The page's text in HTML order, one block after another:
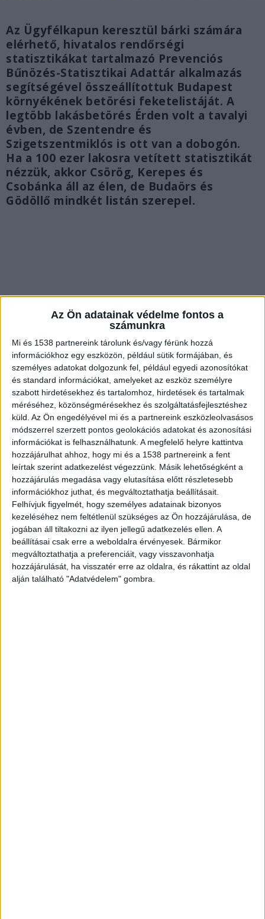
Az Ön adatainak védelme fontos a
számunkra
Mi és 1538 partnereink tárolunk és/vagy férünk hozzá
információkhoz egy eszközön, például sütik formájában, és
személyes adatokat dolgozunk fel, például egyedi azonosítókat
és standard információkat, amelyeket az eszköz személyre
szabott hirdetésekhez és tartalomhoz, hirdetések és tartalmak
méréséhez, közönségmérésekhez és szolgáltatásfejlesztéshez
küld. Az Ön engedélyével mi és a partnereink eszközleolvasásos
módszerrel szerzett pontos geolokációs adatokat és azonosítási
információkat is felhasználhatunk. A megfelelő helyre kattintva
hozzájárulhat ahhoz, hogy mi és a 1538 partnereink a fent
leírtak szerint adatkezelést végezzünk. Másik lehetőségként a
hozzájárulás megadása vagy elutasítása előtt részletesebb
információkhoz juthat, és megváltoztathatja beállításait.
Felhívjuk figyelmét, hogy személyes adatainak bizonyos
kezeléséhez nem feltétlenül szükséges az Ön hozzájárulása, de
jogában áll tiltakozni az ilyen jellegű adatkezelés ellen. A
beállításai csak erre a weboldalra érvényesek. Bármikor
megváltoztathatja a preferenciáit, vagy visszavonhatja
hozzájárulását, ha visszatér erre az oldalra, és rákattint az oldal
alján található "Adatvédelem" gombra.
Az Ügyfélkapun keresztül bárki számára
elérhető, hivatalos rendőrségi
statisztikákat tartalmazó Prevenciós
Bűnözés-Statisztikai Adattár alkalmazás
segítségével összeállítottuk Budapest
környékének betörési feketelistáját. A
legtöbb lakásbetörés Érden volt a tavalyi
évben, de Szentendre és
Szigetszentmiklós is ott van a dobogón.
Ha a 100 ezer lakosra vetített statisztikát
nézzük, akkor Csörög, Kerepes és
Csobánka áll az élen, de Budaörs és
Gödöllő mindkét listán szerepel.
Korábbi statisztikák
Amint arról a BudaPestkörnyeke.hu beszámolt,
meglepő, hogy nem a legnépesebb városban
történt a legtöbb betörés 2018 első félévében,
hanem a mindössze 28 ezres Budaörsön. Azóta
sokat változott a helyzet, a legtöbb helyen javult
a helyzet, de van ahol nagy romlás figyelhető
meg.A BudaPestkörnyeke.hu legfrissebb híreit
ide kattintva éred el.